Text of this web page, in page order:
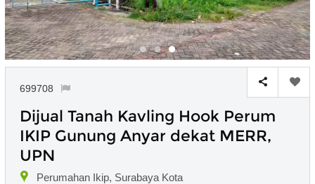
699708
Dijual Tanah Kavling Hook Perum
IKIP Gunung Anyar dekat MERR,
UPN
Perumahan Ikip, Surabaya Kota